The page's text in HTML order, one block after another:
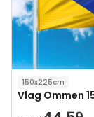
150x225cm
Vlag Ommen